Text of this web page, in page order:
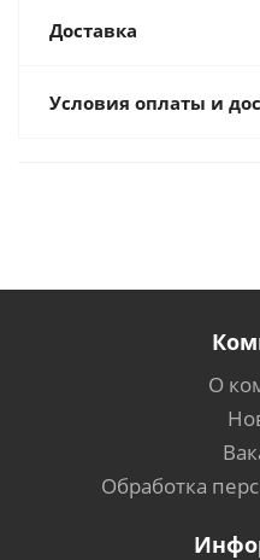
Доставка
Условия оплаты и
О
Обработка